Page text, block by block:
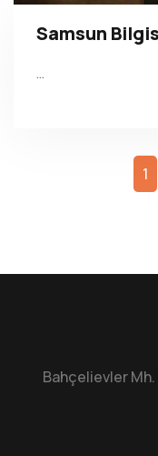
Samsun
…
1
Bahçelievler Mh.